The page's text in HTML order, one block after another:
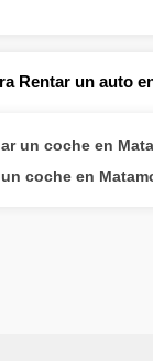
Rentar un auto
un coche en
coche en